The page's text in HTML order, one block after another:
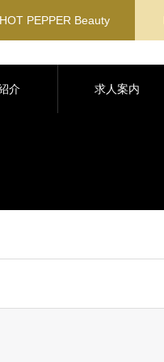
PEPPER Beauty
介 求人案内